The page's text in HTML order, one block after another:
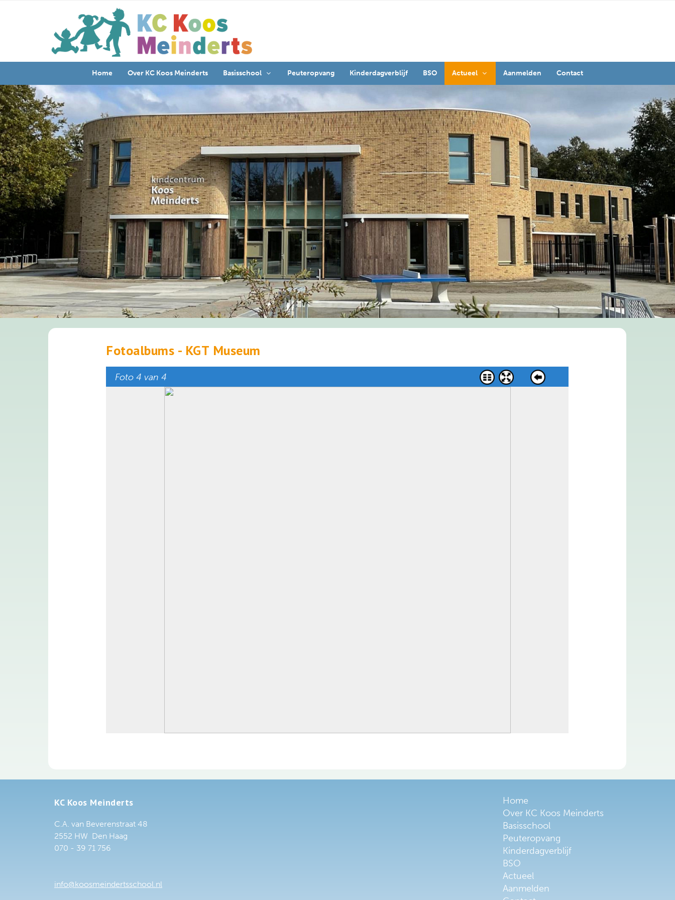
Home Over KC Koos Meinderts Basisschool Peuteropvang Kinderdagverblijf BSO Actueel Aanmelden Contact
Fotoalbums - KGT Museum
Foto 4 van 4
KC Koos Meinderts
C.A. van Beverenstraat 48
2552 HW Den Haag
070 - 39 71 756
info@koosmeindertsschool.nl
Home
Over KC Koos Meinderts
Basisschool
Peuteropvang
Kinderdagverblijf
BSO
Actueel
Aanmelden